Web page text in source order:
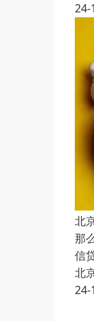
24-
北
那
信
北
24-